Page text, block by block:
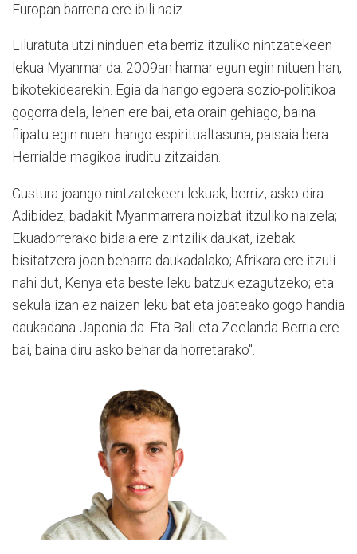
Europan barrena ere ibili naiz.
Liluratuta utzi ninduen eta berriz itzuliko nintzatekeen
lekua Myanmar da. 2009an hamar egun egin nituen han,
bikotekidearekin. Egia da hango egoera sozio-politikoa
gogorra dela, lehen ere bai, eta orain gehiago, baina
flipatu egin nuen: hango espiritualtasuna, paisaia bera...
Herrialde magikoa iruditu zitzaidan.
Gustura joango nintzatekeen lekuak, berriz, asko dira.
Adibidez, badakit Myanmarrera noizbat itzuliko naizela;
Ekuadorrerako bidaia ere zintzilik daukat, izebak
bisitatzera joan beharra daukadalako; Afrikara ere itzuli
nahi dut, Kenya eta beste leku batzuk ezagutzeko; eta
sekula izan ez naizen leku bat eta joateako gogo handia
daukadana Japonia da. Eta Bali eta Zeelanda Berria ere
bai, baina diru asko behar da horretarako".